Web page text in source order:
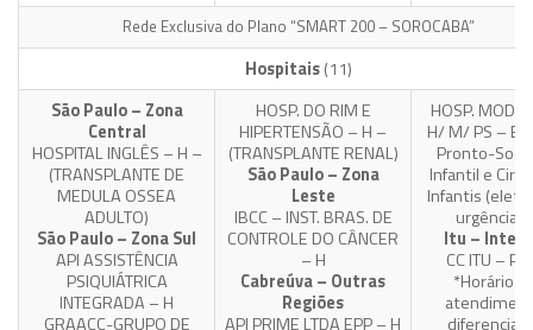
Rede Exclusiva do Plano “SMART 200 – SOROCABA”
Hospitais(11)
São Paulo – Zona
Central
HOSPITAL INGLÊS – H –
(TRANSPLANTE DE
MEDULA OSSEA
ADULTO)
São Paulo – Zona Sul
API ASSISTÊNCIA
PSIQUIÁTRICA
INTEGRADA – H
GRAACC-GRUPO DE
HOSP. DO RIM E
HIPERTENSÃO – H –
(TRANSPLANTE RENAL)
São Paulo – Zona
Leste
IBCC – INST. BRAS. DE
CONTROLE DO CÂNCER
– H
Cabreúva – Outras
Regiões
API PRIME LTDA EPP – H
HOSP.
H/ M/ PS –
Pronto-
Infantil e
Infantis
urgências).
Itu –
CC ITU –
*Horário